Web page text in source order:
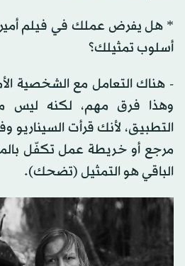
* هل يفرض عملك في فيلم
أسلوب تمثيلك؟
- هناك التعامل مع الشخصية
وهذا فرق مهم، لكنه ليس
التطبيق، لأنك قرأت
مرجع أو خريطة عمل تكفّل
الباقي هو التمثيل (تضحك).